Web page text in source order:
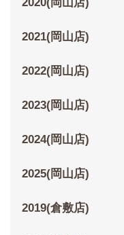
2021(岡山店)
2022(岡山店)
2023(岡山店)
2024(岡山店)
2025(岡山店)
2019(倉敷店)